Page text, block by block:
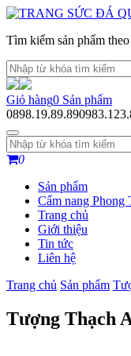
Tìm kiếm sản phẩm
Giỏ hàng0 Sản phẩm
0898.19.89.89
0
Sản phẩm
Cẩm nang Phong
Trang chủ
Giới thiệu
Tin tức
Liên hệ
Trang chủ Sản phẩm
Tượng Thạch